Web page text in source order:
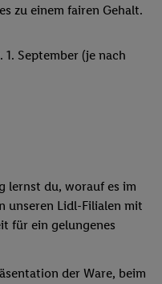
zu einem fairen Gehalt.
September (je nach
lernst du, worauf es im
unseren Lidl-Filialen mit
für ein gelungenes
der Ware, beim